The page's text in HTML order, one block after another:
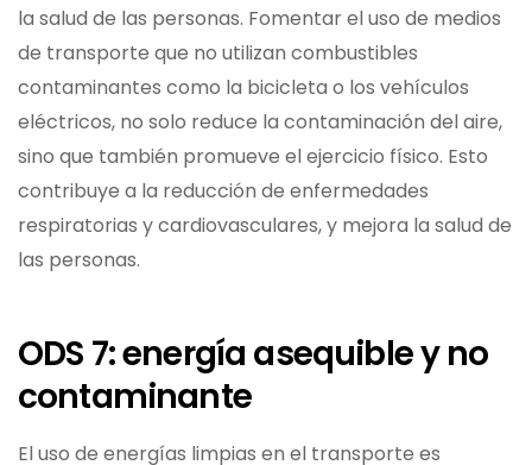
la salud de las personas. Fomentar el uso de medios
de transporte que no utilizan combustibles
contaminantes como la bicicleta o los vehículos
eléctricos, no solo reduce la contaminación del aire,
sino que también promueve el ejercicio físico. Esto
contribuye a la reducción de enfermedades
respiratorias y cardiovasculares, y mejora la salud de
las personas.
ODS 7: energía asequible y no
contaminante
El uso de energías limpias en el transporte es